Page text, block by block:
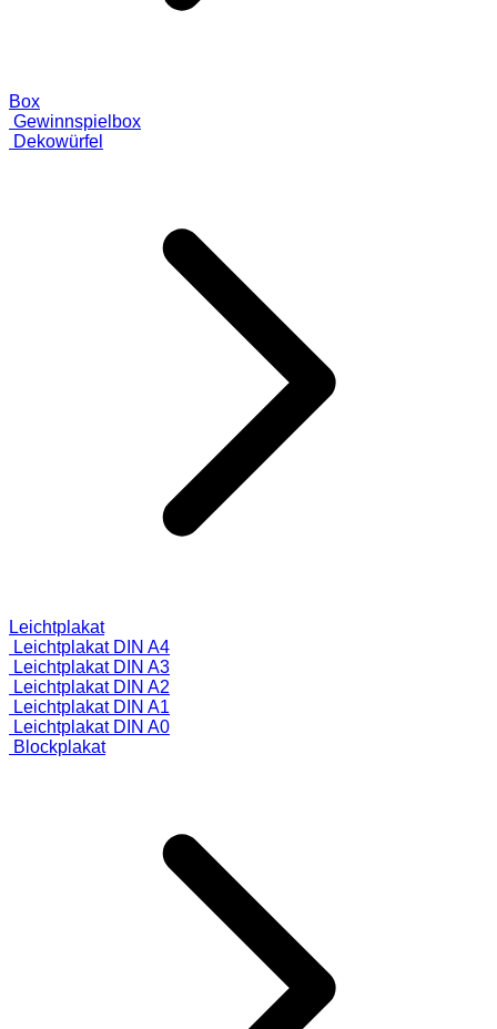
Box
Gewinnspielbox
Dekowürfel
Leichtplakat
Leichtplakat DIN A4
Leichtplakat DIN A3
Leichtplakat DIN A2
Leichtplakat DIN A1
Leichtplakat DIN A0
Blockplakat